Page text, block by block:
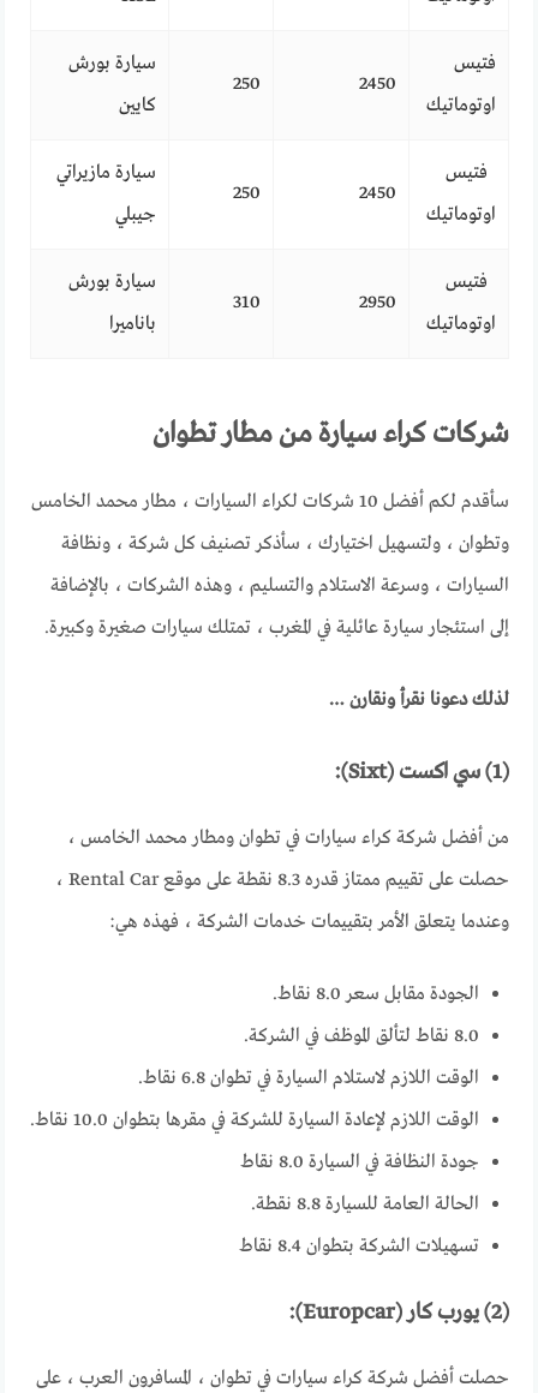
فتيس
اوتوماتيك
2450
250
سيارة بورش
كايين
فتيس
اوتوماتيك
2450
250
سيارة مازيراتي
جيبلي
فتيس
اوتوماتيك
2950
310
سيارة بورش
باناميرا
شركات كراء سيارة من مطار تطوان
سأقدم لكم أفضل 10 شركات لكراء السيارات ، مطار محمد الخامس
وتطوان ، ولتسهيل اختيارك ، سأذكر تصنيف كل شركة ، ونظافة
السيارات ، وسرعة الاستلام والتسليم ، وهذه الشركات ، بالإضافة
إلى استئجار سيارة عائلية في المغرب ، تمتلك سيارات صغيرة وكبيرة.
لذلك دعونا نقرأ ونقارن …
(1) سي اكست (Sixt):
من أفضل شركة كراء سيارات في تطوان ومطار محمد الخامس ،
حصلت على تقييم ممتاز قدره 8.3 نقطة على موقع Rental Car ،
وعندما يتعلق الأمر بتقييمات خدمات الشركة ، فهذه هي:
الجودة مقابل سعر 8.0 نقاط.
8.0 نقاط لتألق الموظف في الشركة.
الوقت اللازم لاستلام السيارة في تطوان 6.8 نقاط.
الوقت اللازم لإعادة السيارة للشركة في مقرها بتطوان 10.0 نقاط.
جودة النظافة في السيارة 8.0 نقاط
الحالة العامة للسيارة 8.8 نقطة.
تسهيلات الشركة بتطوان 8.4 نقاط
(2) يورب كار (Europcar):
حصلت أفضل شركة كراء سيارات في تطوان ، المسافرون العرب ، على